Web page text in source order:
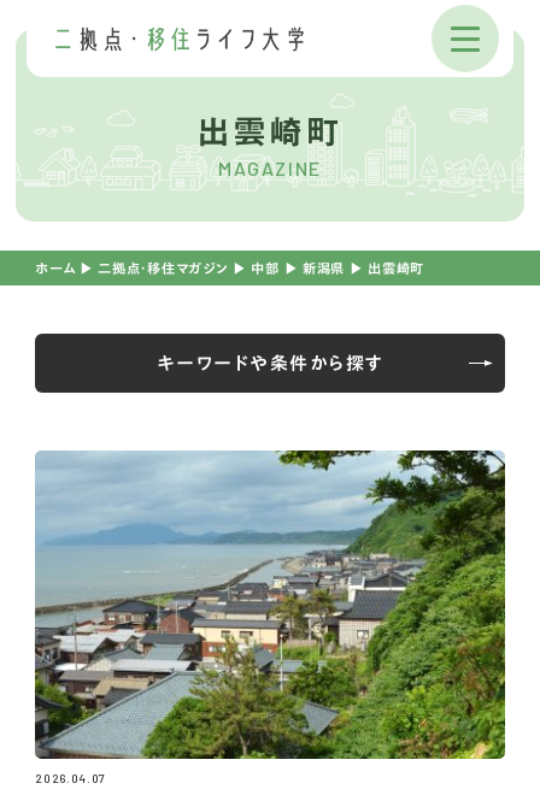
出雲崎町
MAGAZINE
ホーム ▶︎ 二拠点・移住マガジン ▶︎ 中部 ▶︎ 新潟県 ▶︎ 出雲崎町
キーワードや条件から探す
2026.04.07